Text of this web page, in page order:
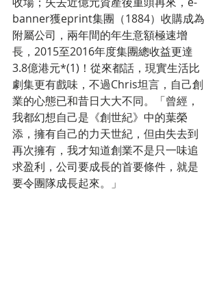
banner獲eprint集團（1884）收購成為
附屬公司，兩年間的年生意額極速增
長，2015至2016年度集團總收益更達
3.8億港元*(1)！從來都話，現實生活比
劇集更有戲味，不過Chris坦言，自己創
業的心態已和昔日大大不同。「曾經，
我都幻想自己是《創世紀》中的葉榮
添，擁有自己的力天世紀，但由失去到
再次擁有，我才知道創業不是只一味追
求盈利，公司要成長的首要條件，就是
要令團隊成長起來。」